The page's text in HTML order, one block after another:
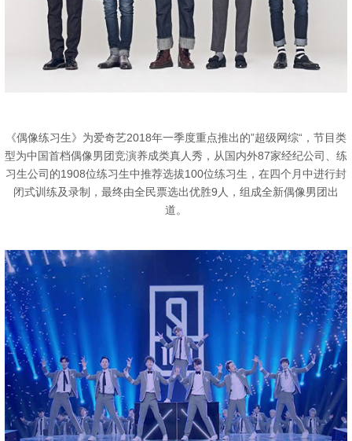
《偶像练习生》为爱奇艺2018年一季度重点推出的”超级网综“，节目类
型为中国首档偶像男团竞演养成类真人秀，从国内外87家经纪公司、练
习生公司的1908位练习生中推荐选拔100位练习生，在四个月中进行封
闭式训练及录制，最终由全民票选出优胜9人，组成全新偶像男团出
道。